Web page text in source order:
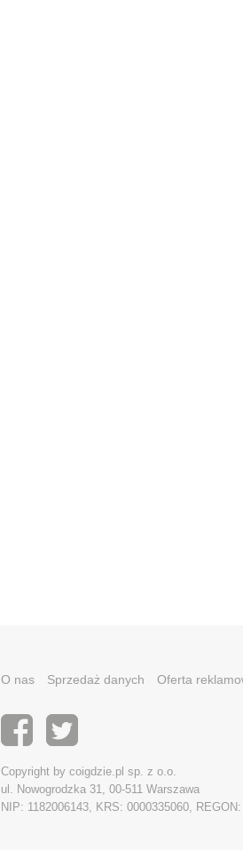
O nas Sprzedaż danych Oferta
Copyright by coigdzie.pl sp. z o.o.
ul. Nowogrodzka 31, 00-511 Warszawa
NIP: 1182006143, KRS: 0000335060,